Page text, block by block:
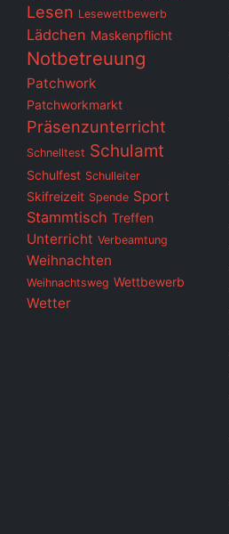
Lesen Lesewettbewerb
Lädchen Maskenpflicht
Notbetreuung
Patchwork
Patchworkmarkt
Präsenzunterricht
Schnelltest Schulamt
Schulfest Schulleiter
Skifreizeit Spende Sport
Stammtisch Treffen
Unterricht Verbeamtung
Weihnachten
Weihnachtsweg Wettbewerb
Wetter